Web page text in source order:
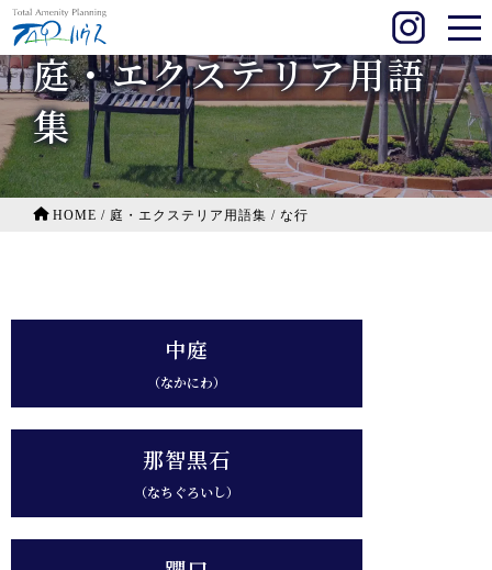
庭・エクステリア用語
集
HOME / 庭・エクステリア用語集 / な行
中庭
（なかにわ）
那智黒石
（なちぐろいし）